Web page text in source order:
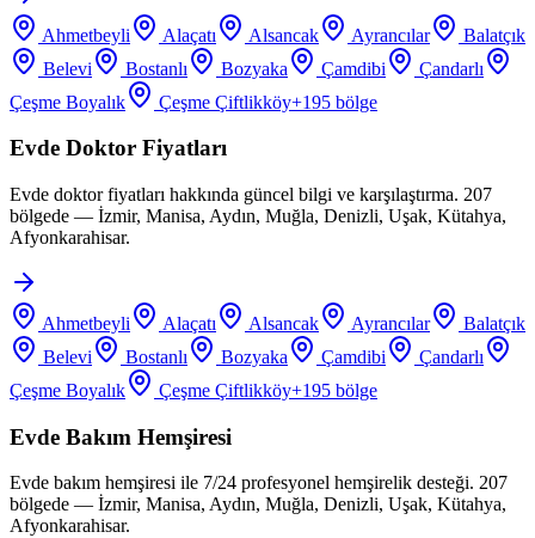
Ahmetbeyli Alaçatı Alsancak Ayrancılar
Balatçık
Belevi
Bostanlı Bozyaka Çamdibi
Çandarlı
Çeşme Boyalık
Çeşme Çiftlikköy+195 bölge
Evde Doktor Fiyatları
Evde doktor fiyatları hakkında güncel bilgi ve karşılaştırma. 207
bölgede — İzmir, Manisa, Aydın, Muğla, Denizli, Uşak, Kütahya,
Afyonkarahisar.
Ahmetbeyli Alaçatı Alsancak Ayrancılar
Balatçık
Belevi
Bostanlı Bozyaka Çamdibi
Çandarlı
Çeşme Boyalık
Çeşme Çiftlikköy+195 bölge
Evde Bakım Hemşiresi
Evde bakım hemşiresi ile 7/24 profesyonel hemşirelik desteği. 207
bölgede — İzmir, Manisa, Aydın, Muğla, Denizli, Uşak, Kütahya,
Afyonkarahisar.